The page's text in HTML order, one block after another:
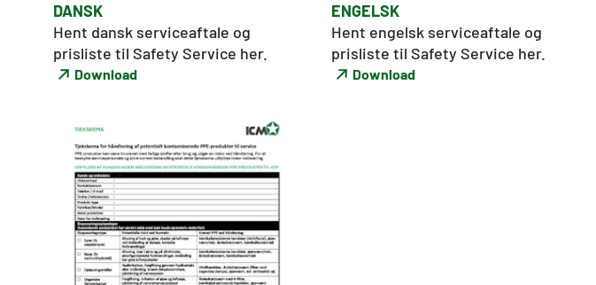
DANSK
Hent dansk serviceaftale og
prisliste til Safety Service her.
Download
ENGELSK
Hent engelsk serviceaftale og
prisliste til Safety Service her.
Download